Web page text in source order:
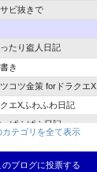
ビ抜きで
たり盗人日記
き
コツ金策 forドラクエX
エXふわふわ日記
ぱふぱふ日記
カテゴリを全て表示
のブログに投票する